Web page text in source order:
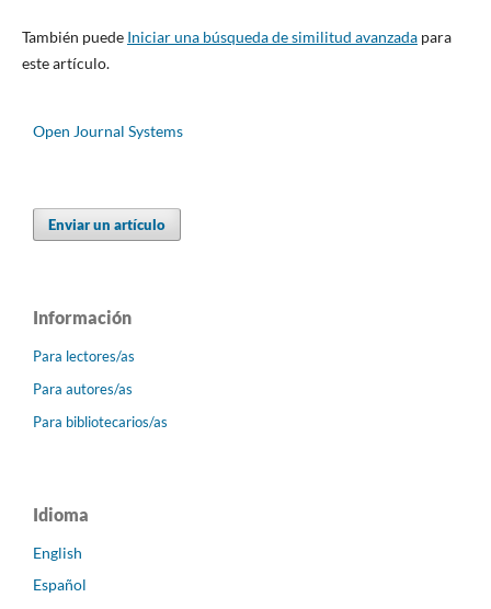
También puede Iniciar una búsqueda de similitud avanzadapara
este artículo.
Open Journal Systems
Enviar un artículo
Información
Para lectores/as
Para autores/as
Para bibliotecarios/as
Idioma
English
Español